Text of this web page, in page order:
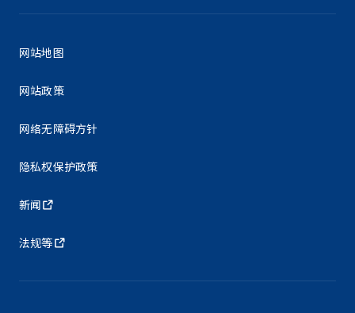
网站地图
网站政策
网络无障碍方针
隐私权保护政策
新闻
法规等